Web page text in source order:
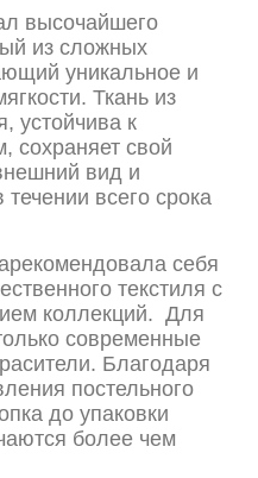
высочайшего
из сложных
уникальное и
Ткань из
к
сохраняет свой
вид и
всего срока
себя
текстиля с
коллекций. Для
современные
Благодаря
постельного
до упаковки
более чем